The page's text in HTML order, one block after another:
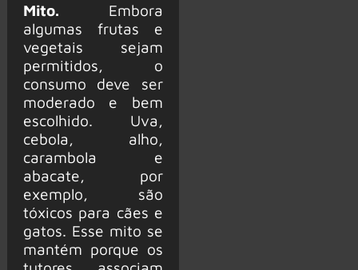
Mito. Embora
algumas frutas e
vegetais sejam
permitidos, o
consumo deve ser
moderado e bem
escolhido. Uva,
cebola, alho,
carambola e
abacate, por
exemplo, são
tóxicos para cães e
gatos. Esse mito se
mantém porque os